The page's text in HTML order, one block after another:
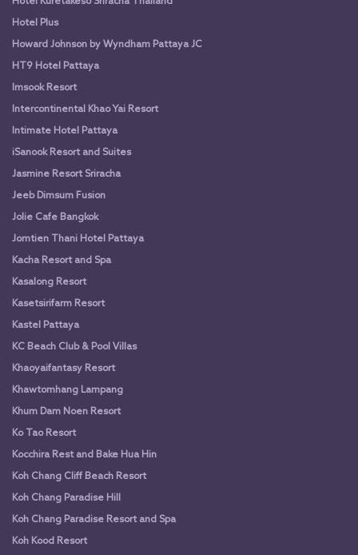
Hotel Plus
Howard Johnson by Wyndham Pattaya JC
HT9 Hotel Pattaya
Imsook Resort
Intercontinental Khao Yai Resort
Intimate Hotel Pattaya
iSanook Resort and Suites
Jasmine Resort Sriracha
Jeeb Dimsum Fusion
Jolie Cafe Bangkok
Jomtien Thani Hotel Pattaya
Kacha Resort and Spa
Kasalong Resort
Kasetsirifarm Resort
Kastel Pattaya
KC Beach Club & Pool Villas
Khaoyaifantasy Resort
Khawtomhang Lampang
Khum Dam Noen Resort
Ko Tao Resort
Kocchira Rest and Bake Hua Hin
Koh Chang Cliff Beach Resort
Koh Chang Paradise Hill
Koh Chang Paradise Resort and Spa
Koh Kood Resort